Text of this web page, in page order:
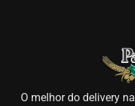
O melhor do delivery